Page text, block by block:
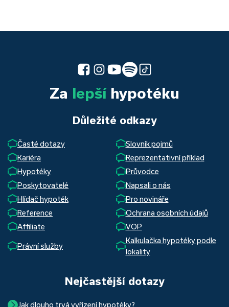
Za lepšíhypotéku
Důležité odkazy
Časté dotazy
Slovník pojmů
Kariéra
Reprezentativní příklad
Hypotéky
Průvodce
Poskytovatelé
Napsali o nás
Hlídač hypoték
Pro novináře
Reference
Ochrana osobních údajů
Affiliate
VOP
Právní služby
Kalkulačka hypotéky podle
lokality
Nejčastější dotazy
Jak dlouho trvá vyřízení hypotéky?